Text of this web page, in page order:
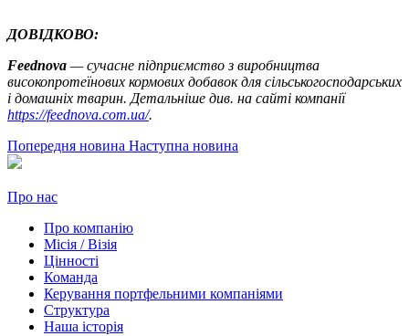
ДОВІДКОВО:
Feednova — cучасне підприємство з виробництва
високопротеїнових кормових добавок для сільськогосподарських
і домашніх тварин. Детальніше див. на сайті компанії
https://feednova.com.ua/.
Попередня новина Наступна новина
Про нас
Про компанію
Місія / Візія
Цінності
Команда
Керування портфельними компаніями
Структура
Наша історія